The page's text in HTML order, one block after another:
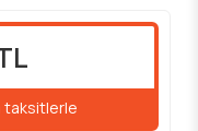
taksitlerle